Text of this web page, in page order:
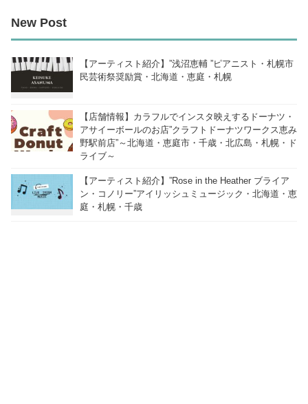
New Post
【アーティスト紹介】”浅沼恵輔 ”ピアニスト・札幌市
民芸術祭奨励賞・北海道・恵庭・札幌
【店舗情報】カラフルでインスタ映えするドーナツ・
アサイーボールのお店”クラフトドーナツワークス恵み
野駅前店”～北海道・恵庭市・千歳・北広島・札幌・ド
ライブ～
【アーティスト紹介】”Rose in the Heather ブライア
ン・コノリー”アイリッシュミュージック・北海道・恵
庭・札幌・千歳